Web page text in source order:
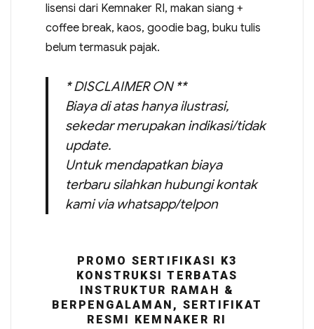
lisensi dari Kemnaker RI, makan siang +
coffee break, kaos, goodie bag, buku tulis
belum termasuk pajak.
* DISCLAIMER ON **
Biaya di atas hanya ilustrasi,
sekedar merupakan indikasi/tidak
update.
Untuk mendapatkan biaya
terbaru silahkan hubungi kontak
kami via whatsapp/telpon
PROMO SERTIFIKASI K3
KONSTRUKSI TERBATAS
INSTRUKTUR RAMAH &
BERPENGALAMAN, SERTIFIKAT
RESMI KEMNAKER RI